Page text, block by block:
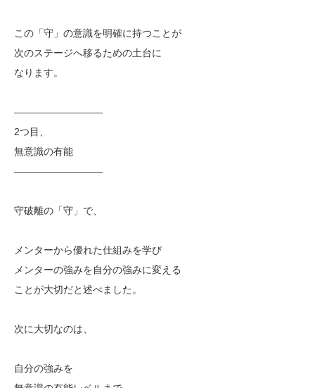
この「守」の意識を明確に持つことが
次のステージへ移るための土台に
なります。
—————————
2つ目、
無意識の有能
—————————
守破離の「守」で、
メンターから優れた仕組みを学び
メンターの強みを自分の強みに変える
ことが大切だと述べました。
次に大切なのは、
自分の強みを